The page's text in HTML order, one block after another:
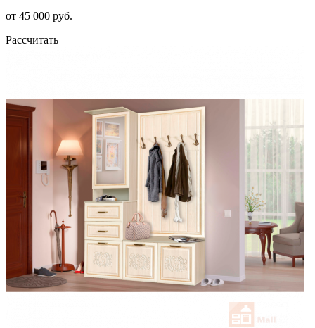
от 45 000 руб.
Рассчитать